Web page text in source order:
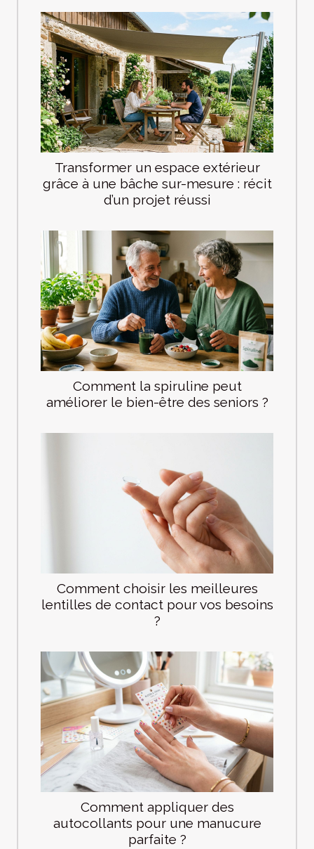
Transformer un espace extérieur
grâce à une bâche sur-mesure : récit
d’un projet réussi
Comment la spiruline peut
améliorer le bien-être des seniors ?
Comment choisir les meilleures
lentilles de contact pour vos besoins
?
Comment appliquer des
autocollants pour une manucure
parfaite ?